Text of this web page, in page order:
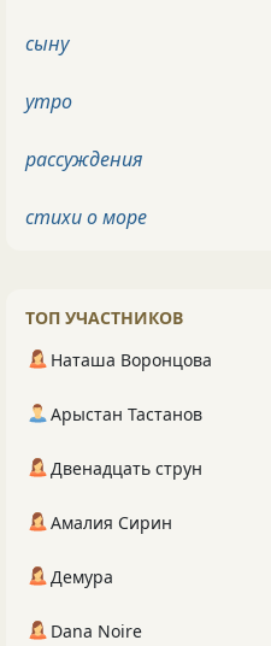
сыну
утро
рассуждения
стихи о море
ТОП УЧАСТНИКОВ
Наташа Воронцова
Арыстан Тастанов
Двенадцать струн
Амалия Сирин
Демура
Dana Noire